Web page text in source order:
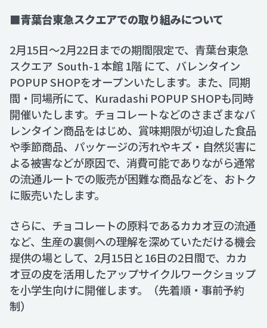
■青葉台東急スクエアでの取り組みについて
2月15日〜2月22日までの期間限定で、青葉台東急
スクエア South-1 本館 1階 にて、バレンタイン
POPUP SHOPをオープンいたします。また、同期
間・同場所にて、Kuradashi POPUP SHOPも同時
開催いたします。チョコレートなどのさまざまなバ
レンタイン商品をはじめ、賞味期限が切迫した食品
や季節商品、パッケージの汚れやキズ・自然災害に
よる被害などが原因で、消費可能でありながら通常
の流通ルートでの販売が困難な商品などを、おトク
に販売いたします。
さらに、チョコレートの原料であるカカオ豆の流通
など、生産の裏側への理解を深めていただける機会
提供の場として、2月15日と16日の2日間で、カカ
オ豆の皮を活用したアップサイクルワークショップ
を小学生向けに開催します。（先着順・事前予約
制）